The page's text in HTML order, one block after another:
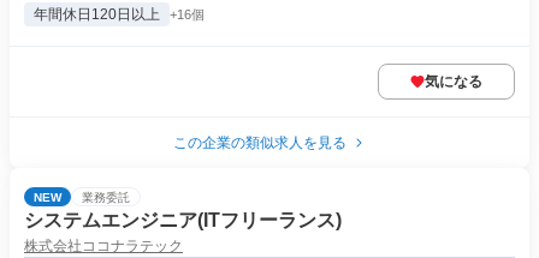
年間休日120日以上 +16個
気になる
この企業の類似求人を見る
NEW 業務委託
システムエンジニア(ITフリーランス)
株式会社ココナラテック